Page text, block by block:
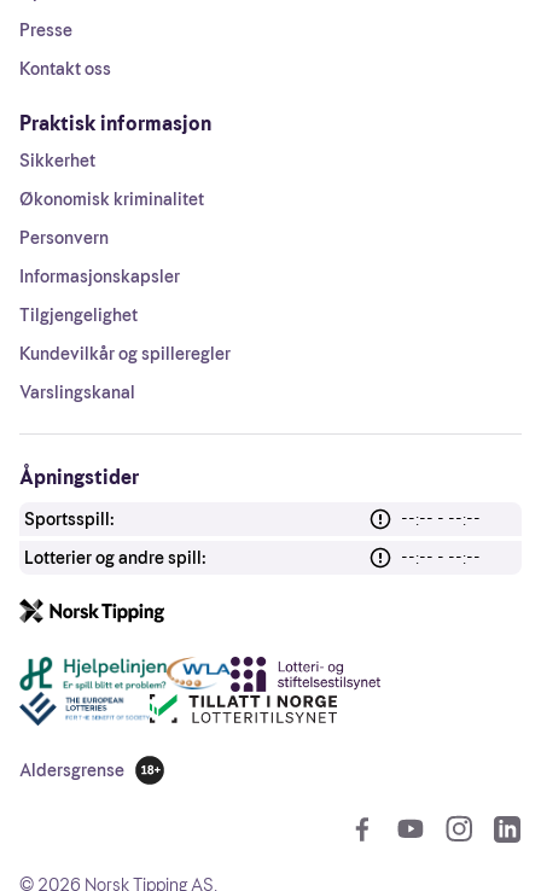
Presse
Kontakt oss
Praktisk informasjon
Sikkerhet
Økonomisk kriminalitet
Personvern
Informasjonskapsler
Tilgjengelighet
Kundevilkår og spilleregler
Varslingskanal
Åpningstider
Sportsspill:
--:-- - --:--
Lotterier og andre spill:
--:-- - --:--
Andre lenker
Aldersgrense
18 år
© 2026 Norsk Tipping AS.